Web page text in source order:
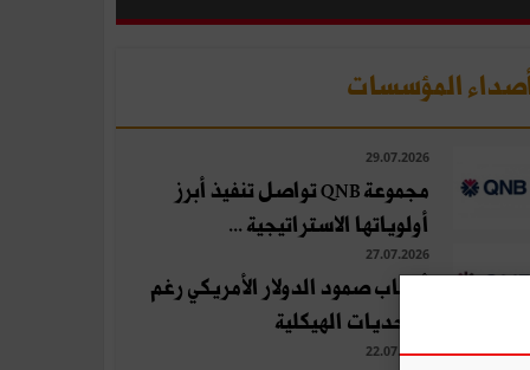
المؤسسات
29.07.2026
مجموعة QNB تواصل تنفيذ أبرز
أولوياتها الاستراتيجية ...
27.07.2026
أسباب صمود الدولار الأمريكي رغم
التحديات الهيكلية
22.07.2026